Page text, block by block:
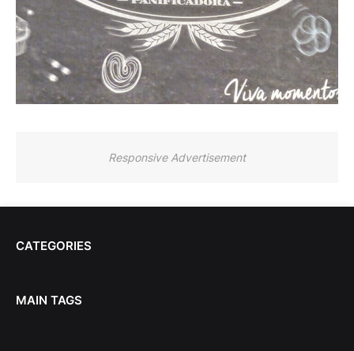
Responsive Advertisement
CATEGORIES
MAIN TAGS